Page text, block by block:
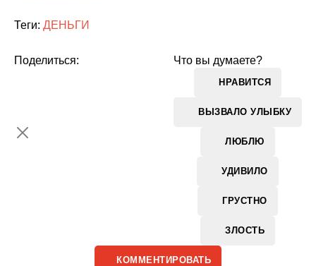
Теги: ДЕНЬГИ
Что вы думаете?
НРАВИТСЯ
ВЫЗВАЛО УЛЫБКУ
ЛЮБЛЮ
УДИВИЛО
ГРУСТНО
ЗЛОСТЬ
Поделиться:
КОММЕНТИРОВАТЬ